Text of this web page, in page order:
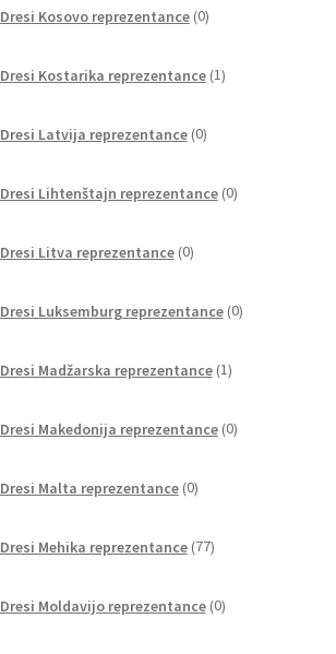
Dresi Kosovo reprezentance 0izdelkov
Dresi Kostarika reprezentance 1izdelek
Dresi Latvija reprezentance 0izdelkov
Dresi Lihtenštajn reprezentance 0izdelkov
Dresi Litva reprezentance 0izdelkov
Dresi Luksemburg reprezentance 0izdelkov
Dresi Madžarska reprezentance 1izdelek
Dresi Makedonija reprezentance 0izdelkov
Dresi Malta reprezentance 0izdelkov
Dresi Mehika reprezentance 77izdelkov
Dresi Moldavijo reprezentance 0izdelkov